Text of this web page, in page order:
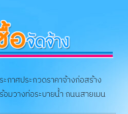
ะกาศประกวดราคาจ้างก่อสร้าง
อมวางท่อระบายน้ำ ถนนสายเมน